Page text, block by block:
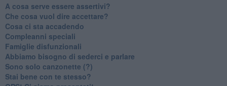
A cosa serve essere assertivi?
​Che cosa vuol dire accettare?
​Cosa ci sta accadendo
​Compleanni speciali
​Famiglie disfunzionali
​Abbiamo bisogno di sederci e parlare
Sono solo canzonette (?)
​Stai bene con te stesso?